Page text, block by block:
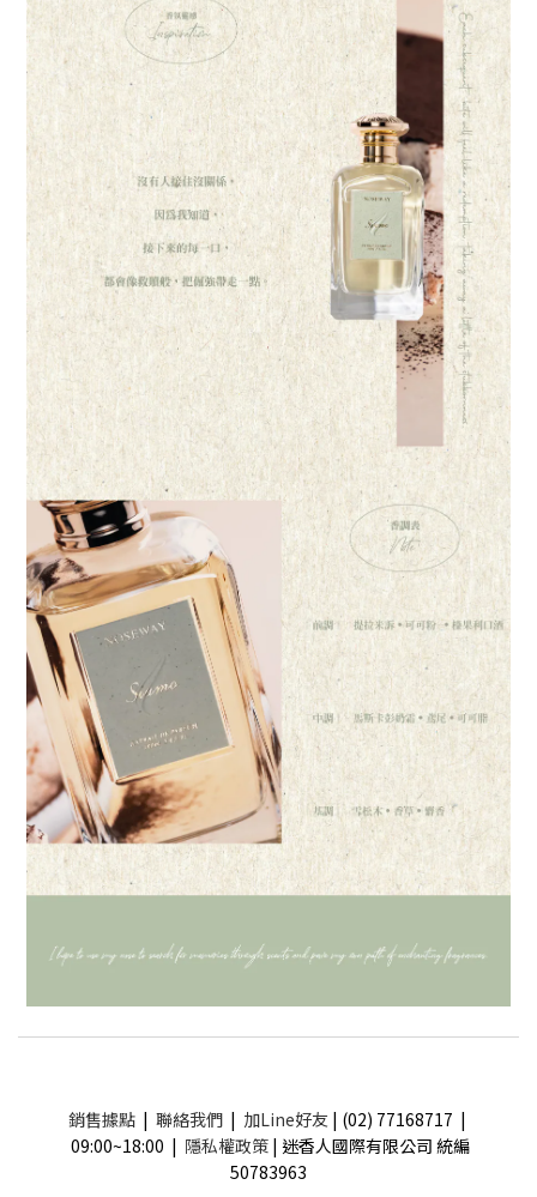
銷售據點| 聯絡我們| 加Line好友 | (02) 77168717 |
09:00~18:00 | 隱私權政策 | 迷香人國際有限公司 統編
50783963